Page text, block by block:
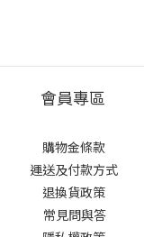
會員專區
購物金條款
運送及付款方式
退換貨政策
常見問與答